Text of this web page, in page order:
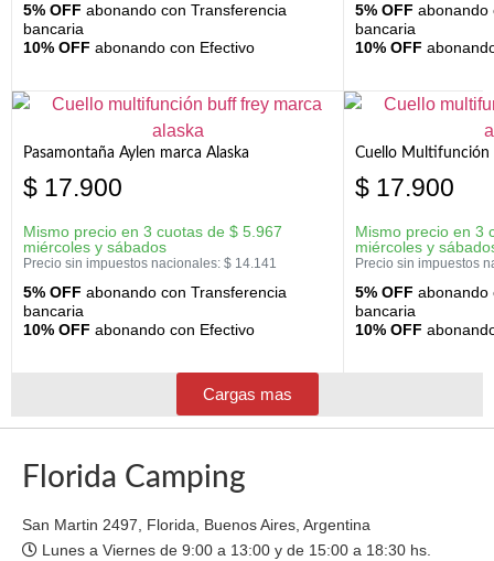
5% OFF abonando con Transferencia
bancaria
10% OFF abonando con Efectivo
5% OFF abonando
bancaria
10% OFF
Pasamontaña Aylen marca Alaska
$ 17.900
Mismo precio en 3 cuotas de $ 5.967
miércoles y sábados
Precio sin impuestos nacionales: $ 14.141
5% OFF abonando con Transferencia
bancaria
10% OFF abonando con Efectivo
Cuello Multifunción
$ 17.900
Mismo precio en 3
miércoles y
Precio sin impuestos
5% OFF abonando
bancaria
10% OFF
Cargas mas
Florida Camping
San Martin 2497, Florida, Buenos Aires, Argentina
Lunes a Viernes de 9:00 a 13:00 y de 15:00 a 18:30 hs.